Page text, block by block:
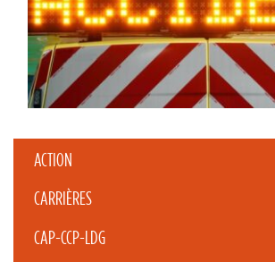
ACTION
CARRIÈRES
CAP-CCP-LDG